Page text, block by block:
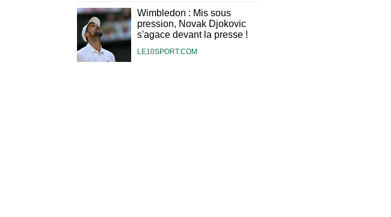
Wimbledon : Mis sous
pression, Novak Djokovic
s'agace devant la presse !
LE10SPORT.COM